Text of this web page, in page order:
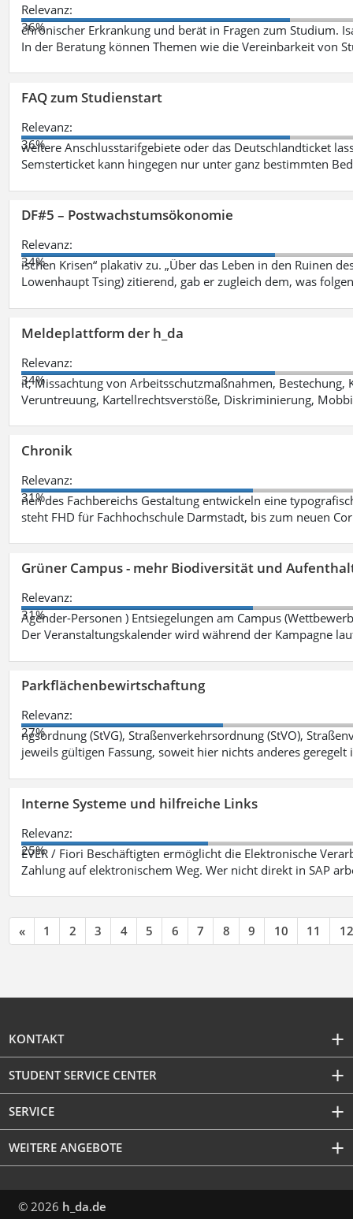
Relevanz:
36%
chronischer Erkrankung und berät in Fragen zum Studium.
In der Beratung können Themen wie die Vereinbarkeit von
FAQ zum Studienstart
Relevanz:
36%
weitere Anschlusstarifgebiete oder das Deutschlandticket
Semsterticket kann hingegen nur unter ganz bestimmten
DF#5 – Postwachstumsökonomie
Relevanz:
34%
ischen Krisen“ plakativ zu. „Über das Leben in den Ruinen
Lowenhaupt Tsing) zitierend, gab er zugleich dem, was
Meldeplattform der h_da
Relevanz:
34%
it, Missachtung von Arbeitsschutzmaßnahmen,
Veruntreuung, Kartellrechtsverstöße, Diskriminierung,
Chronik
Relevanz:
31%
nen des Fachbereichs Gestaltung entwickeln eine
steht FHD für Fachhochschule Darmstadt, bis zum neuen
Grüner Campus - mehr Biodiversität und
Relevanz:
31%
Agender-Personen ) Entsiegelungen am Campus
Der Veranstaltungskalender wird während der Kampagne
Parkflächenbewirtschaftung
Relevanz:
27%
ngsordnung (StVG), Straßenverkehrsordnung (StVO),
jeweils gültigen Fassung, soweit hier nichts anderes geregelt
Interne Systeme und hilfreiche Links
Relevanz:
25%
EVER / Fiori Beschäftigten ermöglicht die Elektronische
Zahlung auf elektronischem Weg. Wer nicht direkt in SAP
« 1 2 3 4 5 6 7 8 9 10 11 12
KONTAKT
STUDENT SERVICE CENTER
SERVICE
WEITERE ANGEBOTE
© 2026 h_da.de